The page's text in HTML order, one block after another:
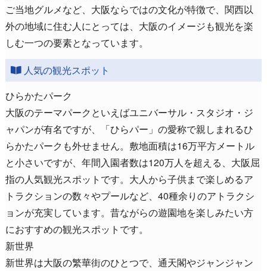
ご当地グルメなど、大阪ならではの文化が特徴で、関西以
外の地域に住む人にとっては、大阪のイメージも観光を楽
しむ一つの要素となっています。
人気の観光スポット
ひらかたパーク
大阪のテーマパークといえばユニバーサル・スタジオ・ジ
ャパンが有名ですが、「ひらパー」の愛称で親しまれるひ
らかたパークも外せません。敷地面積は16万平方メートル
と小さいですが、年間入園者数は120万人を超える、大阪屈
指の人気観光スポットです。大人から子供まで楽しめるア
トラクションの数々やプールなど、40種余りのアトラクシ
ョンが充実しています。昔ながらの遊園地を楽しみたい方
におすすめの観光スポットです。
新世界
新世界は大阪の繁華街のひとつで、通天閣やジャンジャン